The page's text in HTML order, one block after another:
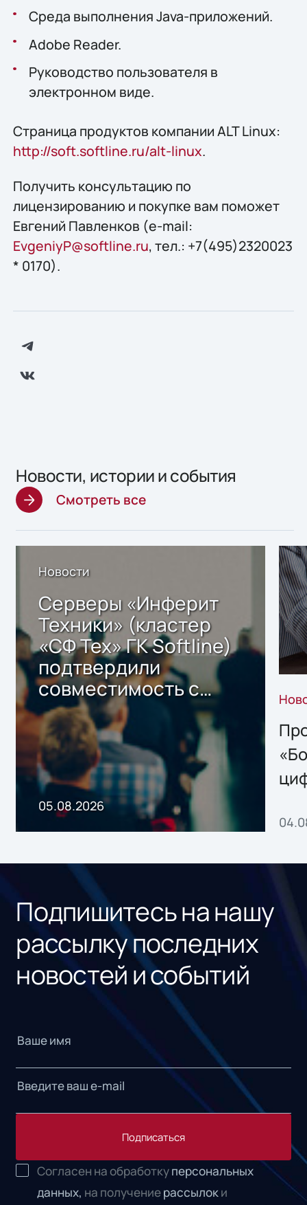
Среда выполнения Java-приложений.
Adobe Reader.
Руководство пользователя в
электронном виде.
Страница продуктов компании ALT Linux:
http://soft.softline.ru/alt-linux.
Получить конcультацию по
лицензированию и покупке вам поможет
Евгений Павленков (e-mail:
EvgeniyP@softline.ru, тел.: +7(495)2320023
* 0170).
Новости, истории и события
Смотреть все
Новости
Серверы «Инферит
Техники» (кластер
«СФ Тех» ГК Softline)
подтвердили
совместимость с
решением Sharx
Storage 2.x для
хранения данных
05.08.2026
Подпишитесь на нашу
рассылку последних
новостей и событий
Подписаться
Согласен на обработкуперсональных
данных, на получениерассылоки